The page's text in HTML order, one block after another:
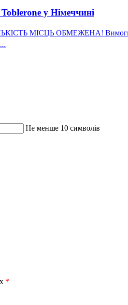
у Німеччині
МІСЦЬ ОБМЕЖЕНА! Вимоги до
Не менше 10 символів
*